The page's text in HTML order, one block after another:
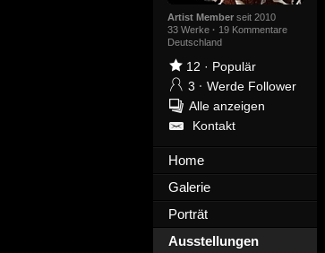
Artist Memberseit 2010
33 Werke · 19 Kommentare
Deutschland
12 · Populär
3 · Werde Follower
Alle anzeigen
Kontakt
Home
Galerie
Porträt
Ausstellungen